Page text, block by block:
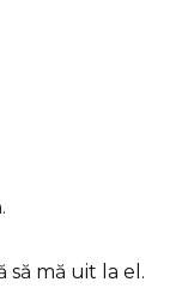
mă uit la el.